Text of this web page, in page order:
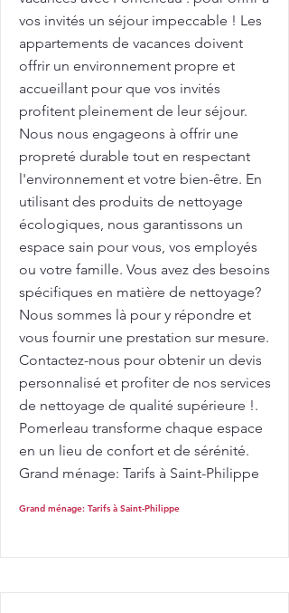
vos invités un séjour impeccable ! Les
appartements de vacances doivent
offrir un environnement propre et
accueillant pour que vos invités
profitent pleinement de leur séjour.
Nous nous engageons à offrir une
propreté durable tout en respectant
l'environnement et votre bien-être. En
utilisant des produits de nettoyage
écologiques, nous garantissons un
espace sain pour vous, vos employés
ou votre famille. Vous avez des besoins
spécifiques en matière de nettoyage?
Nous sommes là pour y répondre et
vous fournir une prestation sur mesure.
Contactez-nous pour obtenir un devis
personnalisé et profiter de nos services
de nettoyage de qualité supérieure !.
Pomerleau transforme chaque espace
en un lieu de confort et de sérénité.
Grand ménage: Tarifs à Saint-Philippe
Grand ménage: Tarifs à Saint-Philippe